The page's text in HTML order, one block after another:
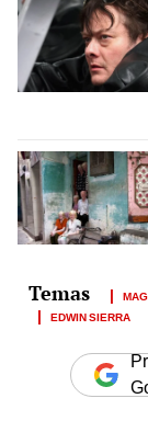
EDWIN SIERRA